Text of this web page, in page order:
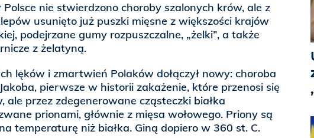
nie stwierdzono choroby szalonych krów, ale z
usunięto już puszki mięsne z większości krajów
podejrzane gumy rozpuszczalne, „żelki”, a także
z żelatyną.
lęków i zmartwień Polaków dołączył nowy: choroba
pierwsze w historii zakażenie, które przenosi się
ale przez zdegenerowane cząsteczki białka
prionami, głównie z mięsa wołowego. Priony są
temperaturę niż białka. Giną dopiero w 360 st. C.